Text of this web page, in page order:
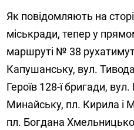
Як повідомляють на
міськради, тепер у
маршруті № 38
Капушанську, вул.
Героїв 128-ї бригади,
Минайську, пл. Кирила і
пл. Богдана